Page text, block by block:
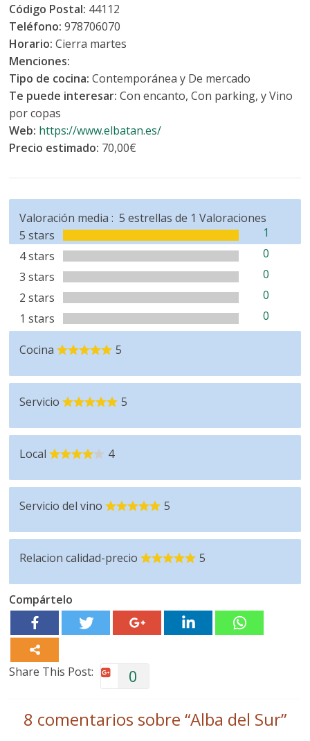
Código Postal: 44112
Teléfono:978706070
Horario:Cierra martes
Menciones:
Tipo de cocina:Contemporánea y De mercado
Te puede interesar:Con encanto, Con parking, y Vino
por copas
Web: https://www.elbatan.es/
Precio estimado: 70,00€
Valoración media :
5 stars
1
4 stars
0
3 stars
0
2 stars
0
1 stars
0
5 estrellas de 1 Valoraciones
Cocina 5
Servicio 5
Local 4
Servicio del vino 5
Relacion calidad-precio 5
Compártelo
Share This Post: 0
8 comentarios sobre “Alba del Sur”